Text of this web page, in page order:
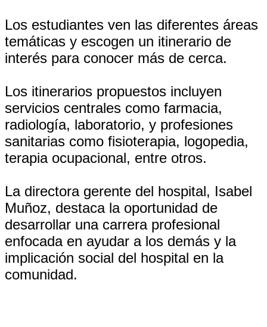
Los estudiantes ven las diferentes áreas
temáticas y escogen un itinerario de
interés para conocer más de cerca.
Los itinerarios propuestos incluyen
servicios centrales como farmacia,
radiología, laboratorio, y profesiones
sanitarias como fisioterapia, logopedia,
terapia ocupacional, entre otros.
La directora gerente del hospital, Isabel
Muñoz, destaca la oportunidad de
desarrollar una carrera profesional
enfocada en ayudar a los demás y la
implicación social del hospital en la
comunidad.